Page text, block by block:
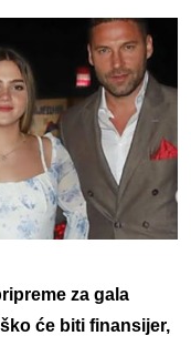
za gala
će biti finansijer,